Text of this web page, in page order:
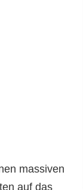
massiven
auf das